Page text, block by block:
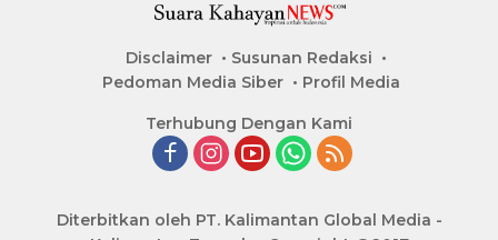
Disclaimer
Susunan Redaksi
Pedoman Media Siber
Profil Media
Terhubung Dengan Kami
Diterbitkan oleh PT. Kalimantan Global Media -